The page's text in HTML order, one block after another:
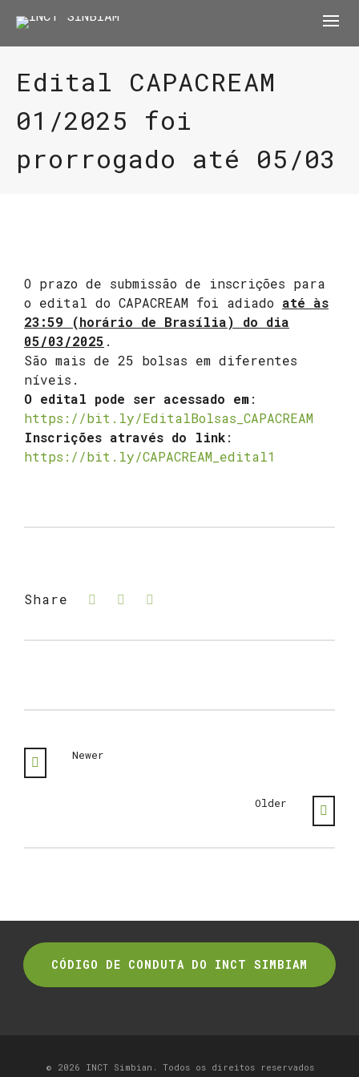
Edital CAPACREAM
01/2025 foi
prorrogado até 05/03
O prazo de submissão de inscrições para
o edital do CAPACREAM foi adiado até às
23:59 (horário de Brasília) do dia
05/03/2025 .
São mais de 25 bolsas em diferentes
níveis.
O edital pode ser acessado em:
https://bit.ly/EditalBolsas_CAPACREAM
Inscrições através do link:
https://bit.ly/CAPACREAM_edital1
Share
Newer
Older
CÓDIGO DE CONDUTA DO INCT SIMBIAM
© 2026 INCT Simbian. Todos os direitos reservados